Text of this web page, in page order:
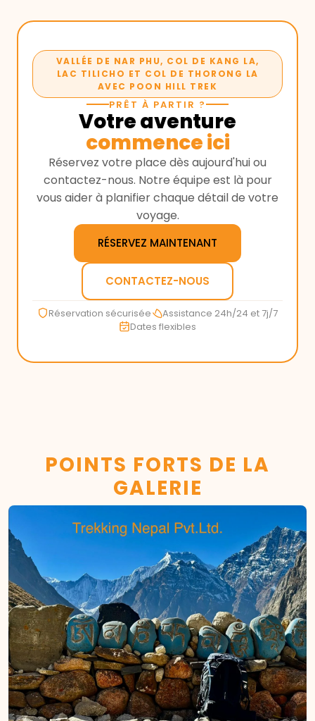
VALLÉE DE NAR PHU, COL DE KANG LA,
LAC TILICHO ET COL DE THORONG LA
AVEC POON HILL TREK
PRÊT À PARTIR ?
Votre aventure
commence ici
Réservez votre place dès aujourd'hui ou
contactez-nous. Notre équipe est là pour
vous aider à planifier chaque détail de votre
voyage.
RÉSERVEZ MAINTENANT
CONTACTEZ-NOUS
Réservation sécurisée
Assistance 24h/24 et 7j/7
Dates flexibles
POINTS FORTS DE LA
GALERIE